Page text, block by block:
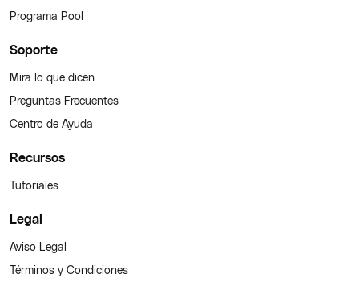
Programa Pool
Soporte
Mira lo que dicen
Preguntas Frecuentes
Centro de Ayuda
Recursos
Tutoriales
Legal
Aviso Legal
Términos y Condiciones